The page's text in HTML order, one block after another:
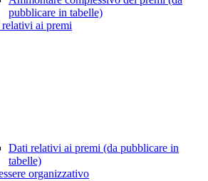
pubblicare in tabelle)
ai premi
Dati relativi ai premi (da pubblicare in
tabelle)
organizzativo